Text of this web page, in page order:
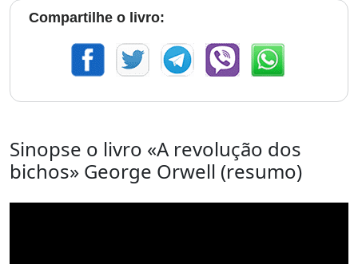
Compartilhe o livro:
Sinopse o livro «A revolução dos
bichos» George Orwell (resumo)